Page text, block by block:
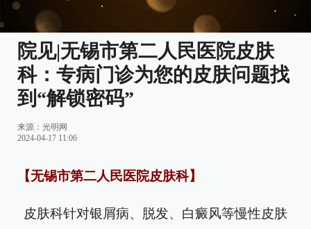
院见|无锡市第二人民医院皮肤
科：专病门诊为您的皮肤问题找
到“解锁密码”
来源： 光明网
2024-04-17 11:06
【无锡市第二人民医院皮肤科】
皮肤科针对银屑病、脱发、白癜风等慢性皮肤